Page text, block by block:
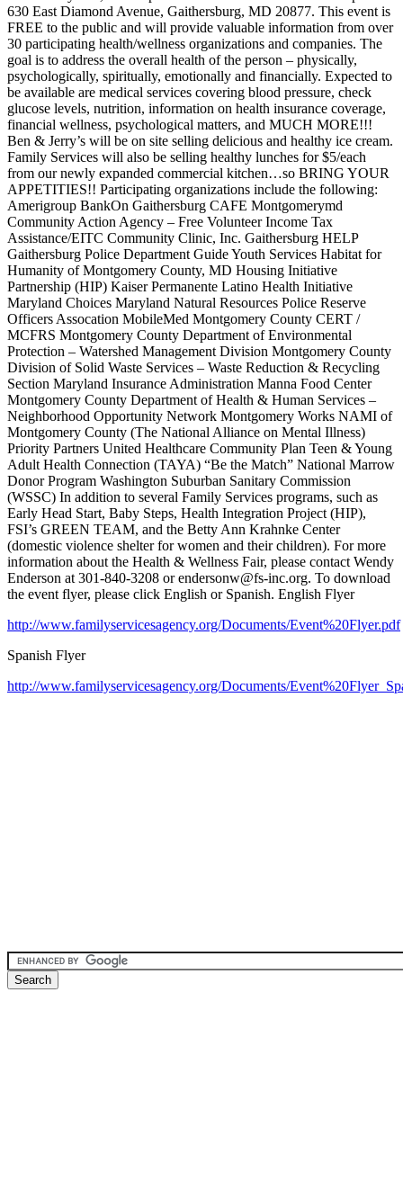
630 East Diamond Avenue, Gaithersburg, MD 20877. This event is
FREE to the public and will provide valuable information from over
30 participating health/wellness organizations and companies. The
goal is to address the overall health of the person – physically,
psychologically, spiritually, emotionally and financially. Expected to
be available are medical services covering blood pressure, check
glucose levels, nutrition, information on health insurance coverage,
financial wellness, psychological matters, and MUCH MORE!!!
Ben & Jerry’s will be on site selling delicious and healthy ice cream.
Family Services will also be selling healthy lunches for $5/each
from our newly expanded commercial kitchen…so BRING YOUR
APPETITIES!! Participating organizations include the following:
Amerigroup BankOn Gaithersburg CAFE Montgomerymd
Community Action Agency – Free Volunteer Income Tax
Assistance/EITC Community Clinic, Inc. Gaithersburg HELP
Gaithersburg Police Department Guide Youth Services Habitat for
Humanity of Montgomery County, MD Housing Initiative
Partnership (HIP) Kaiser Permanente Latino Health Initiative
Maryland Choices Maryland Natural Resources Police Reserve
Officers Assocation MobileMed Montgomery County CERT /
MCFRS Montgomery County Department of Environmental
Protection – Watershed Management Division Montgomery County
Division of Solid Waste Services – Waste Reduction & Recycling
Section Maryland Insurance Administration Manna Food Center
Montgomery County Department of Health & Human Services –
Neighborhood Opportunity Network Montgomery Works NAMI of
Montgomery County (The National Alliance on Mental Illness)
Priority Partners United Healthcare Community Plan Teen & Young
Adult Health Connection (TAYA) “Be the Match” National Marrow
Donor Program Washington Suburban Sanitary Commission
(WSSC) In addition to several Family Services programs, such as
Early Head Start, Baby Steps, Health Integration Project (HIP),
FSI’s GREEN TEAM, and the Betty Ann Krahnke Center
(domestic violence shelter for women and their children). For more
information about the Health & Wellness Fair, please contact Wendy
Enderson at 301-840-3208 or endersonw@fs-inc.org. To download
the event flyer, please click English or Spanish. English Flyer
http://www.familyservicesagency.org/Documents/Event%20Flyer.pdf
Spanish Flyer
http://www.familyservicesagency.org/Documents/